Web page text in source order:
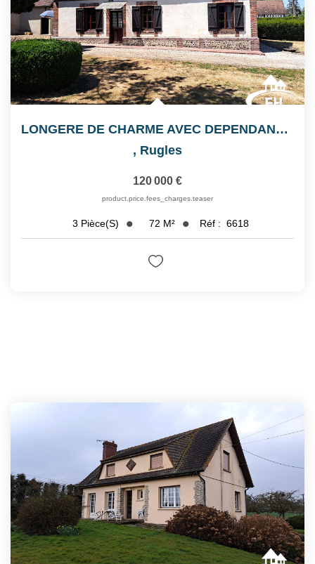
LONGERE DE CHARME AVEC DEPENDANCES
, Rugles
120 000 €
product.price.fees_charges.teaser
3 Pièce(s) 72 M² Réf : 6618